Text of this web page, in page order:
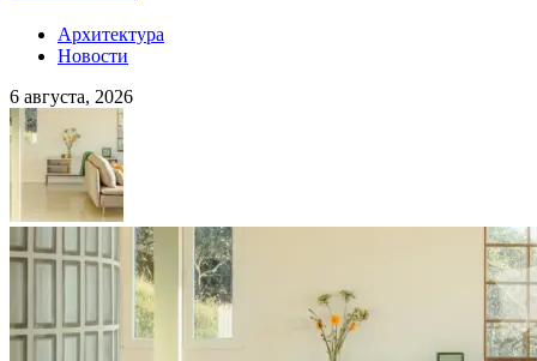
Архитектура
Новости
6 августа, 2026